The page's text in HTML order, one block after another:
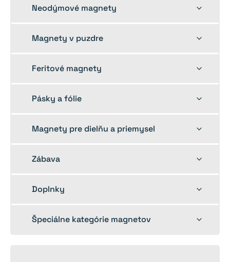
Neodýmové magnety
Toggle
Magnety v puzdre
Toggle
Feritové magnety
Toggle
Pásky a fólie
Toggle
Magnety pre dielňu a priemysel
Toggle
Zábava
Toggle
Doplnky
Toggle
Špeciálne kategórie magnetov
Toggle